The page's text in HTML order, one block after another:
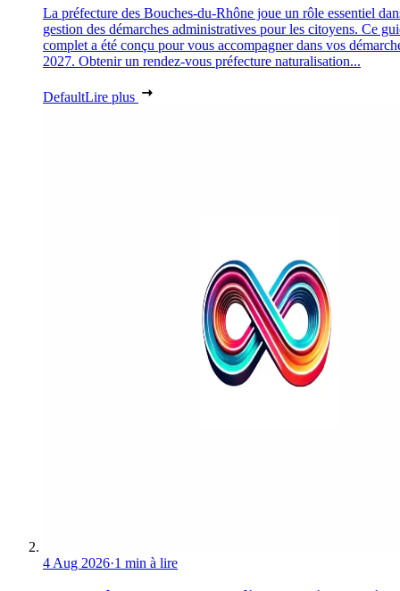
La préfecture des Bouches-du-Rhône joue un rôle essentiel
gestion des démarches administratives pour les citoyens. Ce
complet a été conçu pour vous accompagner dans vos
2027. Obtenir un rendez-vous préfecture naturalisation...
DefaultLire plus
4 Aug 2026·1 min à lire